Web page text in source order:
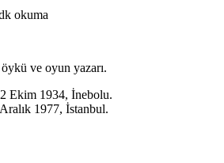
okuma
ve oyun yazarı.
Ekim 1934, İnebolu.
1977, İstanbul.